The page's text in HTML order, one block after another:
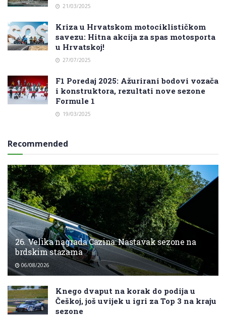
21/03/2025
Kriza u Hrvatskom motociklističkom
savezu: Hitna akcija za spas motosporta
u Hrvatskoj!
27/07/2025
F1 Poredaj 2025: Ažurirani bodovi vozača
i konstruktora, rezultati nove sezone
Formule 1
19/03/2025
Recommended
26. Velika nagrada Cazina: Nastavak sezone na
brdskim stazama
06/08/2026
Knego dvaput na korak do podija u
Češkoj, još uvijek u igri za Top 3 na kraju
sezone